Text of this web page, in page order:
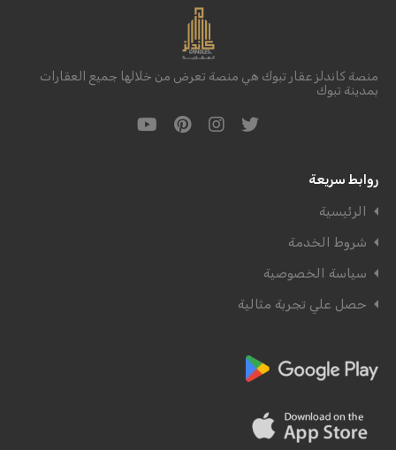
منصة كاندلز عقار تبوك هي منصة تعرض من خلالها جميع العقارات
بمدينة تبوك
روابط سريعة
الرئيسية
شروط الخدمة
سياسة الخصوصية
حصل علي تجربة مثالية